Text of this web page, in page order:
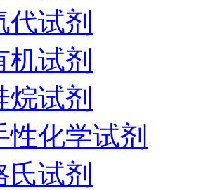
代试剂
机试剂
烷试剂
性化学试剂
氏试剂